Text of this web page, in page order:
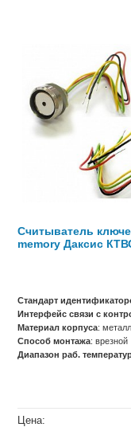
Считыватель
memory Даксис
Стандарт
Интерфейс связи с
Материал корпуса: металл
Способ монтажа: врезной
Диапазон раб.
Цена: